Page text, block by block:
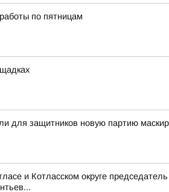
по пятницам
для защитников новую партию
и Котласском округе